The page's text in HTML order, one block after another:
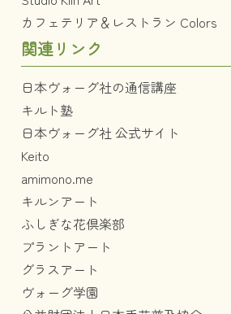
カフェテリア＆レストラン Colors
関連リンク
日本ヴォーグ社の通信講座
キルト塾
日本ヴォーグ社 公式サイト
Keito
amimono.me
キルンアート
ふしぎな花倶楽部
プラントアート
グラスアート
ヴォーグ学園